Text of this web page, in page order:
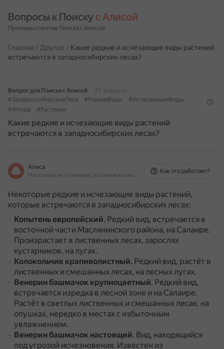
Вопросы к Поиску с Алисой
Примеры ответов Поиска с Алисой
Главная / Другое / Какие редкие и исчезающие виды растений
встречаются в западносибирских лесах?
Вопрос для Поиска с Алисой
21 февраля
#ЗападносибирскиеЛеса
#РедкиеВиды
#ИсчезающиеВиды
#Флора
#Растения
Какие редкие и исчезающие виды растений
встречаются в западносибирских лесах?
Алиса
На основе источников, возможны неточности
Как это работает?
Некоторые редкие и исчезающие виды растений,
которые встречаются в западносибирских лесах:
Копытень европейский. Редкий вид, встречается в
восточной части Маслянинского района, на Салаире.
Произрастает в лиственных лесах, зарослях
кустарников, на лугах.
Колокольчик крапиволистный. Редкий вид, растёт в
лиственных и смешанных лесах, на лесных лугах.
Венерин башмачок крупноцветный. Редкий вид,
встречается изредка в лесной зоне и на Салаире.
Растёт в светлых лиственных и смешанных лесах, на
опушках, нередко в местах с избыточным
увлажнением.
Венерин башмачок настоящий. Вид, находящийся
под угрозой исчезновения. Известен из